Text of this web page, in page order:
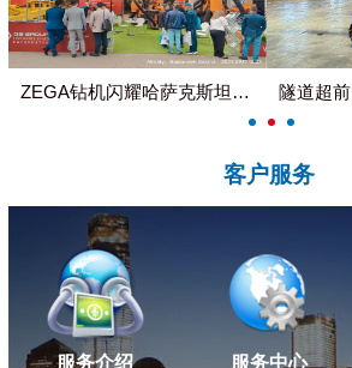
ZEGA钻机闪耀哈萨克斯坦国际...
客户服务
服务介绍 服务中心